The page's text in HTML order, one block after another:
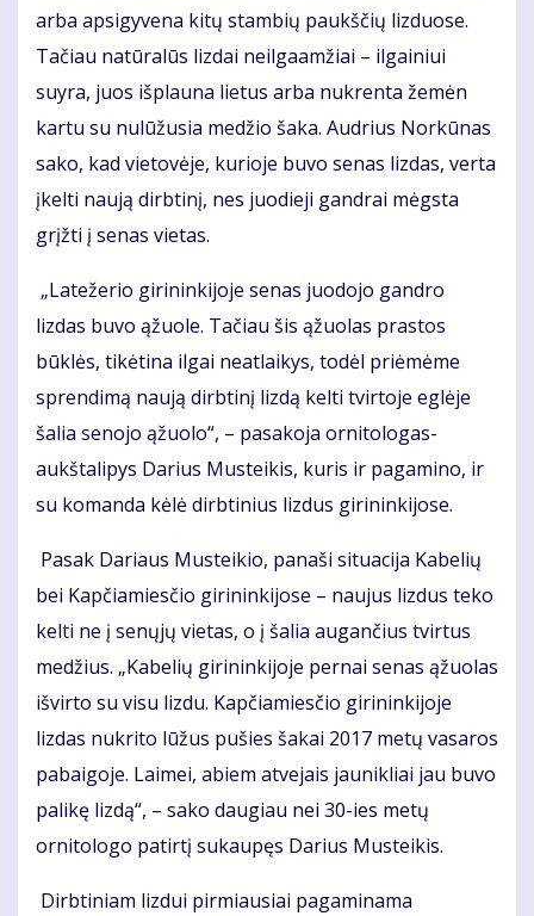
arba apsigyvena kitų stambių paukščių lizduose.
Tačiau natūralūs lizdai neilgaamžiai – ilgainiui
suyra, juos išplauna lietus arba nukrenta žemėn
kartu su nulūžusia medžio šaka. Audrius Norkūnas
sako, kad vietovėje, kurioje buvo senas lizdas, verta
įkelti naują dirbtinį, nes juodieji gandrai mėgsta
grįžti į senas vietas.
„Latežerio girininkijoje senas juodojo gandro
lizdas buvo ąžuole. Tačiau šis ąžuolas prastos
būklės, tikėtina ilgai neatlaikys, todėl priėmėme
sprendimą naują dirbtinį lizdą kelti tvirtoje eglėje
šalia senojo ąžuolo“, – pasakoja ornitologas-
aukštalipys Darius Musteikis, kuris ir pagamino, ir
su komanda kėlė dirbtinius lizdus girininkijose.
Pasak Dariaus Musteikio, panaši situacija Kabelių
bei Kapčiamiesčio girininkijose – naujus lizdus teko
kelti ne į senųjų vietas, o į šalia augančius tvirtus
medžius. „Kabelių girininkijoje pernai senas ąžuolas
išvirto su visu lizdu. Kapčiamiesčio girininkijoje
lizdas nukrito lūžus pušies šakai 2017 metų vasaros
pabaigoje. Laimei, abiem atvejais jaunikliai jau buvo
palikę lizdą“, – sako daugiau nei 30-ies metų
ornitologo patirtį sukaupęs Darius Musteikis.
Dirbtiniam lizdui pirmiausiai pagaminama